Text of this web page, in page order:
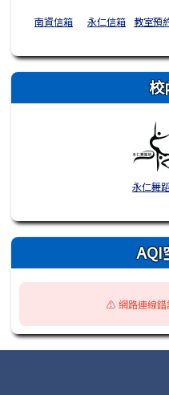
南資信箱 永仁信箱 教室預
校
永仁舞
AQI
⚠️ 網路連線錯